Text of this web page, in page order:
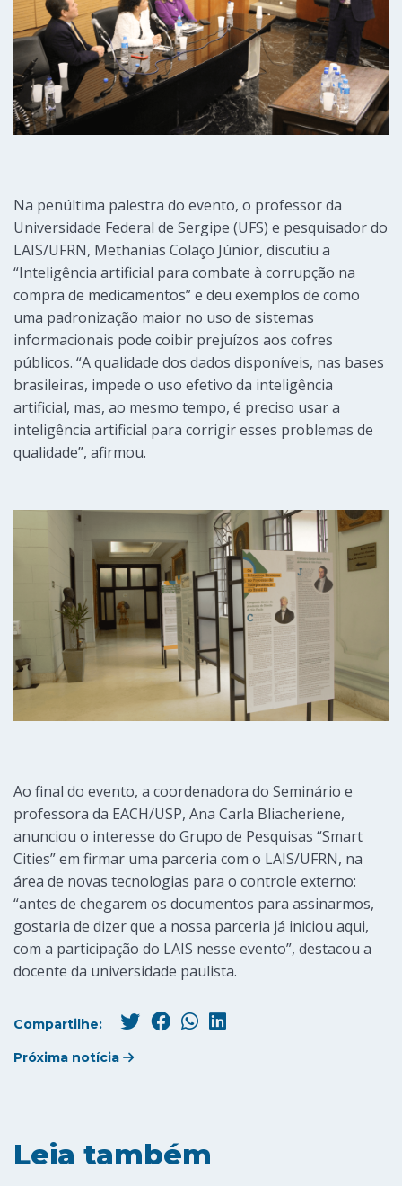
Na penúltima palestra do evento, o professor da
Universidade Federal de Sergipe (UFS) e pesquisador do
LAIS/UFRN, Methanias Colaço Júnior, discutiu a
“Inteligência artificial para combate à corrupção na
compra de medicamentos” e deu exemplos de como
uma padronização maior no uso de sistemas
informacionais pode coibir prejuízos aos cofres
públicos. “A qualidade dos dados disponíveis, nas bases
brasileiras, impede o uso efetivo da inteligência
artificial, mas, ao mesmo tempo, é preciso usar a
inteligência artificial para corrigir esses problemas de
qualidade”, afirmou.
Ao final do evento, a coordenadora do Seminário e
professora da EACH/USP, Ana Carla Bliacheriene,
anunciou o interesse do Grupo de Pesquisas “Smart
Cities” em firmar uma parceria com o LAIS/UFRN, na
área de novas tecnologias para o controle externo:
“antes de chegarem os documentos para assinarmos,
gostaria de dizer que a nossa parceria já iniciou aqui,
com a participação do LAIS nesse evento”, destacou a
docente da universidade paulista.
Compartilhe:
Próxima notícia
Leia também